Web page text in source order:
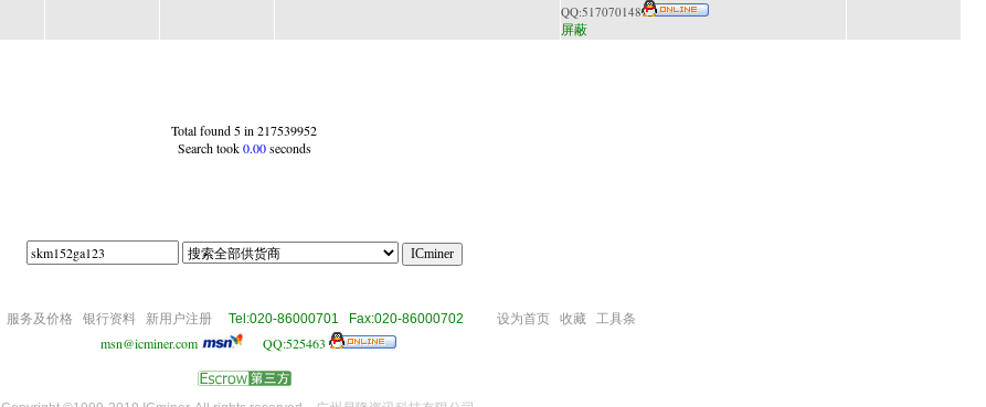
QQ:517070148
屏蔽
Total found 5 in 217539952
Search took0.00seconds
服务及价格 银行资料 新用户注册 Tel:020-86000701 Fax:020-86000702 设为首页 收藏 工具条
msn@icminer.com QQ:525463